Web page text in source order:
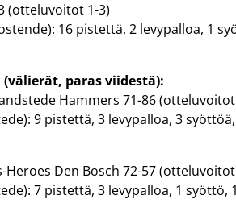
(otteluvoitot 1-3)
16 pistettä, 2 levypalloa, 1
paras viidestä):
Hammers 71-86 (otteluvoitot
9 pistettä, 3 levypalloa, 3
Heroes Den Bosch 72-57 (otteluvoitot
7 pistettä, 3 levypalloa, 1 syöttö,